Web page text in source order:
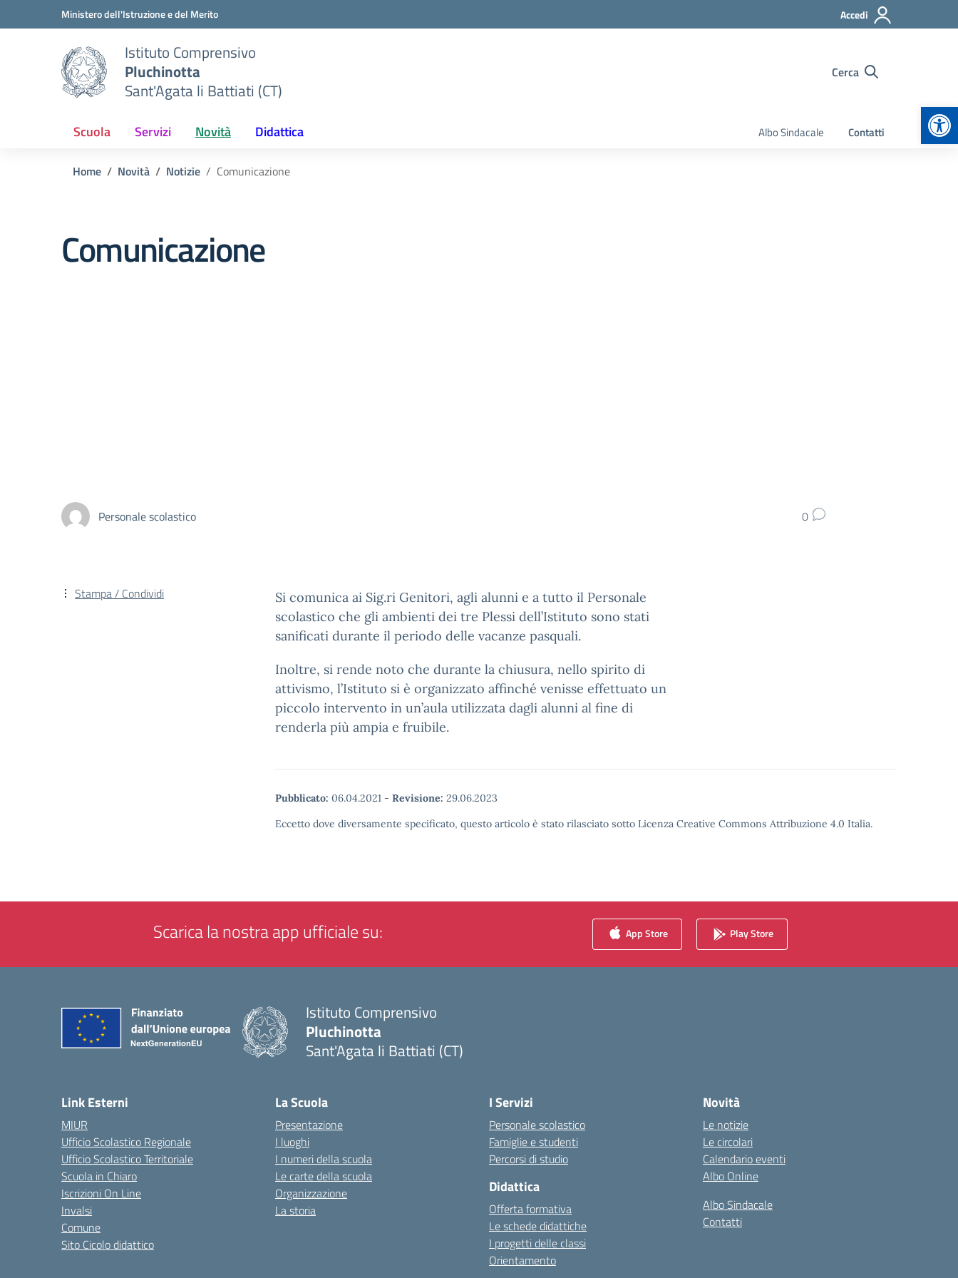
Vai ai contenuti
Vai al menu di navigazioneMinistero dell'Istruzione e del Merito Accedi
Istituto Comprensivo
Pluchinotta
Sant'Agata li Battiati (CT)
Cerca
Scuola Servizi Novità Didattica Albo Sindacale Contatti
Home Novità Notizie Comunicazione
Comunicazione
Personale scolastico 0
Si comunica ai Sig.ri Genitori, agli alunni e a tutto il Personale
scolastico che gli ambienti dei tre Plessi dell’Istituto sono stati
sanificati durante il periodo delle vacanze pasquali.
Inoltre, si rende noto che durante la chiusura, nello spirito di
attivismo, l’Istituto si è organizzato affinché venisse effettuato un
piccolo intervento in un’aula utilizzata dagli alunni al fine di
renderla più ampia e fruibile.
Pubblicato: 06.04.2021 - Revisione: 29.06.2023
Eccetto dove diversamente specificato, questo articolo è stato rilasciato sotto Licenza Creative Commons Attribuzione 4.0 Italia.
Stampa / Condividi
Scarica la nostra app ufficiale su: App Store Play Store
Istituto Comprensivo
Pluchinotta
Sant'Agata li Battiati (CT)
Link Esterni
MIUR
Ufficio Scolastico Regionale
Ufficio Scolastico Territoriale
Scuola in Chiaro
Iscrizioni On Line
Invalsi
Comune
Sito Cicolo didattico
La Scuola
Presentazione
I luoghi
I numeri della scuola
Le carte della scuola
Organizzazione
La storia
I Servizi
Personale scolastico
Famiglie e studenti
Percorsi di studio
Didattica
Offerta formativa
Le schede didattiche
I progetti delle classi
Orientamento
Novità
Le notizie
Le circolari
Calendario eventi
Albo Online
Albo Sindacale
Contatti